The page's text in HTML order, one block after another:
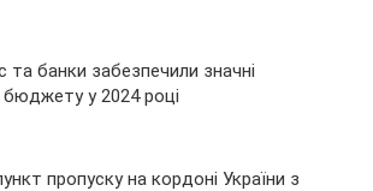
та банки забезпечили значні
у 2024 році
пропуску на кордоні України з